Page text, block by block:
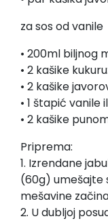
za sos od vanile
• 200ml biljnog
• 2 kašike
• 2 kašike
• 1 štapić vanile
• 2 kašike
Priprema:
1. Izrendane
(60g) umešajte
mešavine
2. U dubljoj